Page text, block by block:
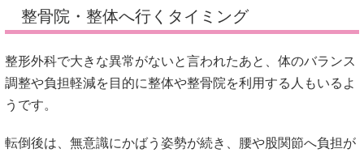
整骨院・整体へ行くタイミング
整形外科で大きな異常がないと言われたあと、体のバランス
調整や負担軽減を目的に整体や整骨院を利用する人もいるよ
うです。
転倒後は、無意識にかばう姿勢が続き、腰や股関節へ負担が